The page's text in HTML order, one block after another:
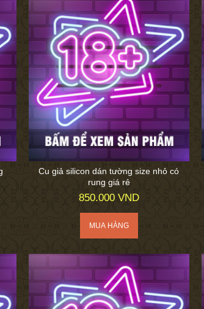
Cu giả silicon dán tường size nhỏ có
rung giá rẻ
850.000 VND